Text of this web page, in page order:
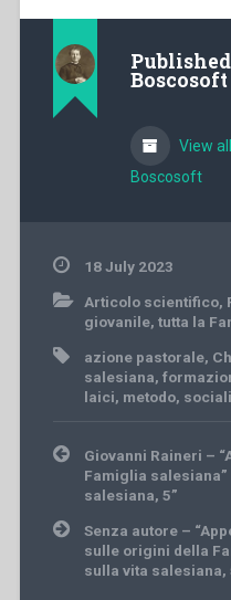
Boscosoft
View
Boscosoft
18 July 2023
Articolo scientifico,
giovanile, tutta la
azione pastorale,
salesiana,
laici, metodo,
Post
navigation
Giovanni Raineri –
Famiglia
salesiana, 5”
Senza autore –
sulle origini della
sulla vita salesiana,